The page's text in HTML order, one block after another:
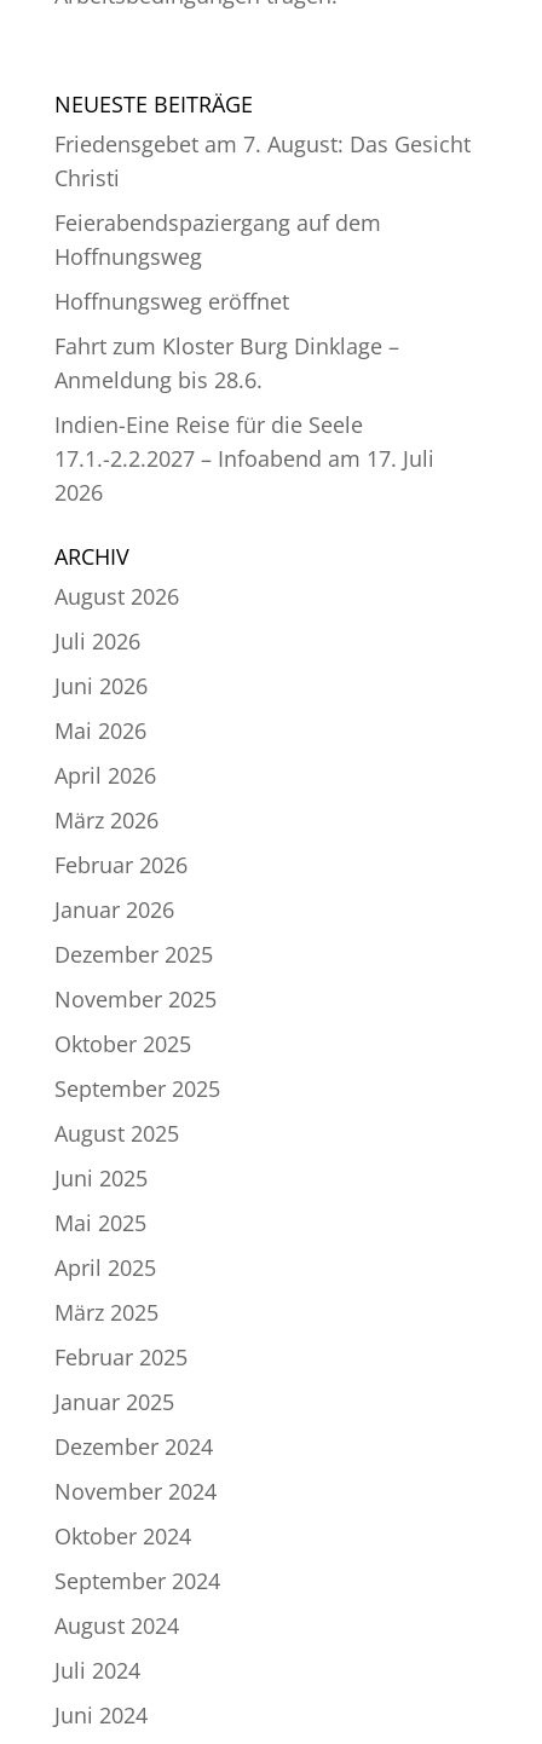
NEUESTE BEITRÄGE
Friedensgebet am 7. August: Das Gesicht
Christi
Feierabendspaziergang auf dem
Hoffnungsweg
Hoffnungsweg eröffnet
Fahrt zum Kloster Burg Dinklage –
Anmeldung bis 28.6.
Indien-Eine Reise für die Seele
17.1.-2.2.2027 – Infoabend am 17. Juli
2026
ARCHIV
August 2026
Juli 2026
Juni 2026
Mai 2026
April 2026
März 2026
Februar 2026
Januar 2026
Dezember 2025
November 2025
Oktober 2025
September 2025
August 2025
Juni 2025
Mai 2025
April 2025
März 2025
Februar 2025
Januar 2025
Dezember 2024
November 2024
Oktober 2024
September 2024
August 2024
Juli 2024
Juni 2024